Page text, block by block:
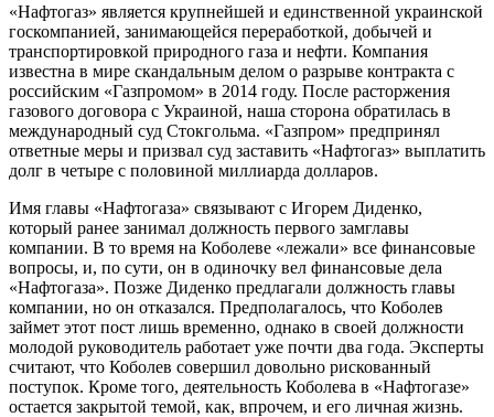
«Нафтогаз» является крупнейшей и единственной украинской
госкомпанией, занимающейся переработкой, добычей и
транспортировкой природного газа и нефти. Компания
известна в мире скандальным делом о разрыве контракта с
российским «Газпромом» в 2014 году. После расторжения
газового договора с Украиной, наша сторона обратилась в
международный суд Стокгольма. «Газпром» предпринял
ответные меры и призвал суд заставить «Нафтогаз» выплатить
долг в четыре с половиной миллиарда долларов.
Имя главы «Нафтогаза» связывают с Игорем Диденко,
который ранее занимал должность первого замглавы
компании. В то время на Коболеве «лежали» все финансовые
вопросы, и, по сути, он в одиночку вел финансовые дела
«Нафтогаза». Позже Диденко предлагали должность главы
компании, но он отказался. Предполагалось, что Коболев
займет этот пост лишь временно, однако в своей должности
молодой руководитель работает уже почти два года. Эксперты
считают, что Коболев совершил довольно рискованный
поступок. Кроме того, деятельность Коболева в «Нафтогазе»
остается закрытой темой, как, впрочем, и его личная жизнь.